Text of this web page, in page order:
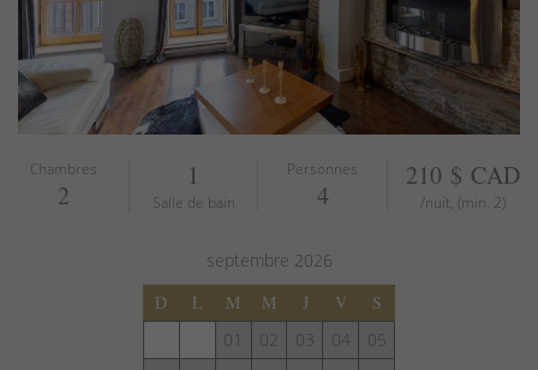
Chambres
2
1
Salle de bain
Personnes
4
210 $ CAD
/nuit, (min. 2)
septembre 2026
D
L M M J V
S
01
02 03 04
05